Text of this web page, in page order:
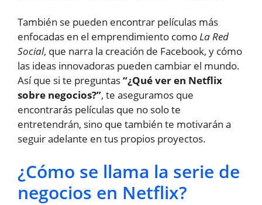
También se pueden encontrar películas más
enfocadas en el emprendimiento comoLa Red
Social, que narra la creación de Facebook, y cómo
las ideas innovadoras pueden cambiar el mundo.
Así que si te preguntas“¿Qué ver en Netflix
sobre negocios?”, te aseguramos que
encontrarás películas que no solo te
entretendrán, sino que también te motivarán a
seguir adelante en tus propios proyectos.
¿Cómo se llama la serie de
negocios en Netflix?